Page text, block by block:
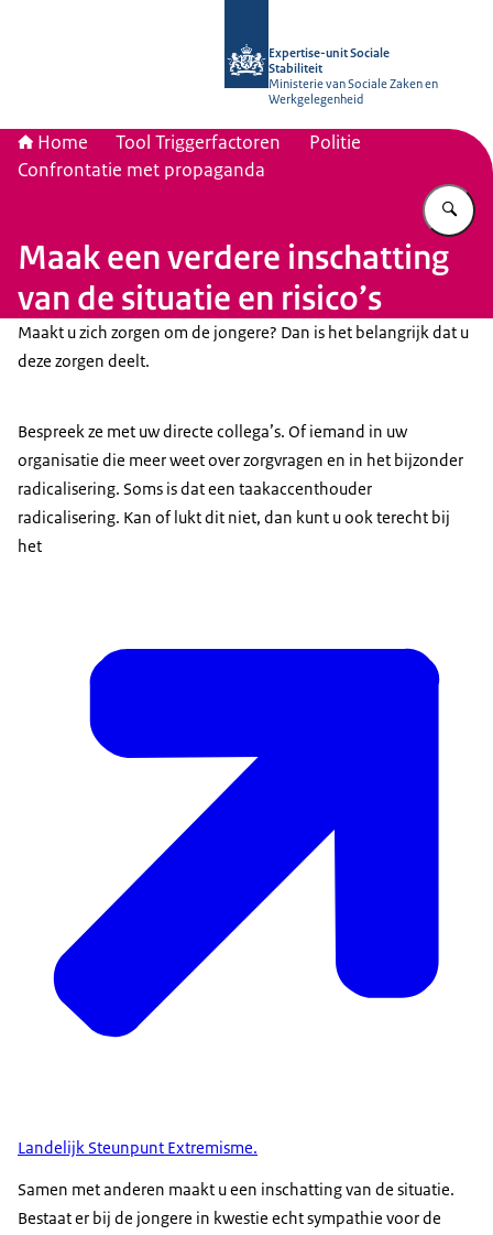
Expertise-unit Sociale
Stabiliteit
Ministerie van Sociale Zaken en
Werkgelegenheid
Home Tool Triggerfactoren
Politie
Confrontatie met propaganda
Maak een verdere inschatting
van de situatie en risico’s
Maakt u zich zorgen om de jongere? Dan is het belangrijk dat u
deze zorgen deelt.
Bespreek ze met uw directe collega’s. Of iemand in uw
organisatie die meer weet over zorgvragen en in het bijzonder
radicalisering. Soms is dat een taakaccenthouder
radicalisering. Kan of lukt dit niet, dan kunt u ook terecht bij
het
Landelijk Steunpunt Extremisme.
Samen met anderen maakt u een inschatting van de situatie.
Bestaat er bij de jongere in kwestie echt sympathie voor de